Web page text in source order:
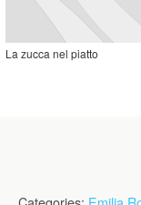
La zucca nel piatto